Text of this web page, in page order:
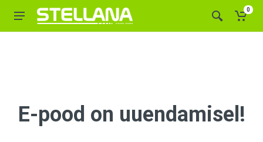
0
E-pood on uuendamisel!